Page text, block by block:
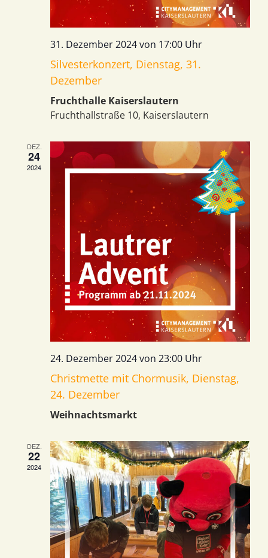
31. Dezember 2024 von 17:00 Uhr
Silvesterkonzert, Dienstag, 31.
Dezember
Fruchthalle Kaiserslautern
Fruchthallstraße 10, Kaiserslautern
DEZ.
24
2024
24. Dezember 2024 von 23:00 Uhr
Christmette mit Chormusik, Dienstag,
24. Dezember
Weihnachtsmarkt
DEZ.
22
2024